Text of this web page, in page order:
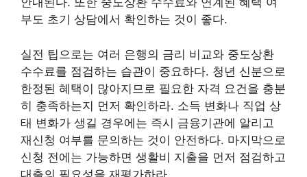
부도 초기 상담에서 확인하는 것이 좋다.
실전 팁으로는 여러 은행의 금리 비교와 중도상환
수수료를 점검하는 습관이 중요하다. 청년 신분으로
한정된 혜택이 많아지므로 필요한 자격 요건을 충분
히 충족하는지 먼저 확인하라. 소득 변화나 직업 상
태 변화가 생길 경우에는 즉시 금융기관에 알리고
재신청 여부를 문의하는 것이 안전하다. 마지막으로
신청 전에는 가능하면 생활비 지출을 먼저 점검하고
대출의 필요성을 재평가하라.